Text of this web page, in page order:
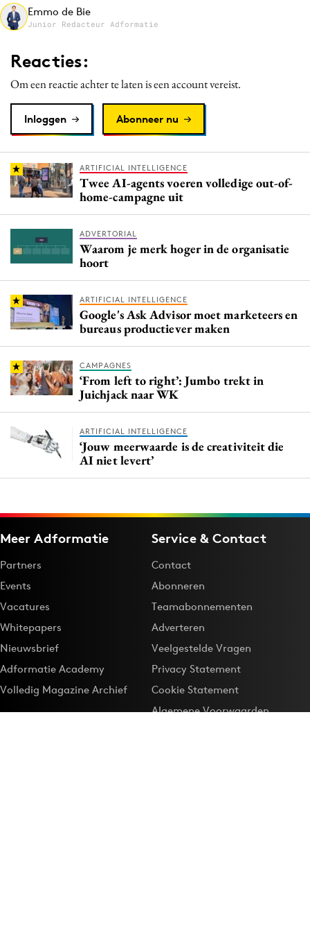
Media
PR
Programmatic
Purpose Marketing
Reputatie & crisis
Emmo de Bie
Junior Redacteur Adformatie
Reacties:
Om een reactie achter te laten is een account vereist.
Inloggen Abonneer nu
ARTIFICIAL INTELLIGENCE
Twee AI-agents voeren volledige out-of-
home-campagne uit
ADVERTORIAL
Waarom je merk hoger in de organisatie
hoort
ARTIFICIAL INTELLIGENCE
Google's Ask Advisor moet marketeers en
bureaus productiever maken
CAMPAGNES
‘From left to right’: Jumbo trekt in
Juichjack naar WK
ARTIFICIAL INTELLIGENCE
‘Jouw meerwaarde is de creativiteit die
AI niet levert’
Meer Adformatie
Partners
Events
Vacatures
Whitepapers
Nieuwsbrief
Adformatie Academy
Volledig Magazine Archief
Service & Contact
Contact
Abonneren
Teamabonnementen
Adverteren
Veelgestelde Vragen
Privacy Statement
Cookie Statement
Algemene Voorwaarden